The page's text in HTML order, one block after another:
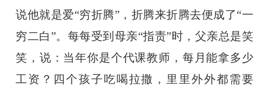
说他就是爱“穷折腾”，折腾来折腾去便成了“一
穷二白”。每每受到母亲“指责”时，父亲总是笑
笑，说：当年你是个代课教师，每月能拿多少
工资？四个孩子吃喝拉撒，里里外外都需要